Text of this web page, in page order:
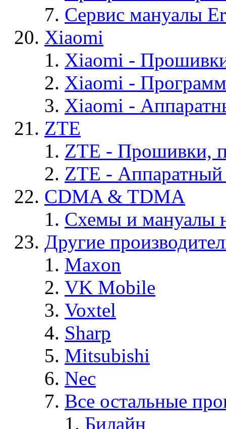
Сервис мануалы
Xiaomi
Xiaomi -
Xiaomi -
Xiaomi -
ZTE
ZTE - Прошивки,
ZTE -
CDMA & TDMA
Схемы и мануалы
Другие
Maxon
VK Mobile
Voxtel
Sharp
Mitsubishi
Nec
Все остальные
Билайн